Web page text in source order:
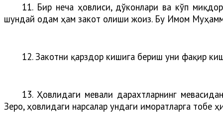
11. Бир неча ҳовлиси, дўконлари ва кўп
шундай одам ҳам закот олиши жоиз. Бу Имом
12. Закотни қарздор кишига бериш уни фақир
13. Ҳовлидаги мевали дарахтларнинг
Зеро, ҳовлидаги нарсалар ундаги иморатларга тобе